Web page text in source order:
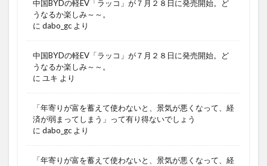
中国BYDの軽EV「ラッコ」が７月２８日に発売開始。ど
うなるか楽しみ～～。
に dabo_gc より
中国BYDの軽EV「ラッコ」が７月２８日に発売開始。ど
うなるか楽しみ～～。
に ユキ より
「年寄りが富を蓄えて使わないと、景気が悪くなって、経
済が弱まってしまう」って有り得ないでしょう
に dabo_gc より
「年寄りが富を蓄えて使わないと、景気が悪くなって、経